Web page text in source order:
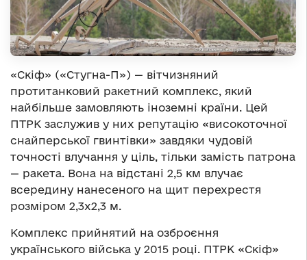
«Скіф» («Стугна-П») — вітчизняний
протитанковий ракетний комплекс, який
найбільше замовляють іноземні країни. Цей
ПТРК заслужив у них репутацію «високоточної
снайперської гвинтівки» завдяки чудовій
точності влучання у ціль, тільки замість патрона
— ракета. Вона на відстані 2,5 км влучає
всередину нанесеного на щит перехрестя
розміром 2,3х2,3 м.
Комплекс прийнятий на озброєння
українського війська у 2015 році. ПТРК «Скіф»